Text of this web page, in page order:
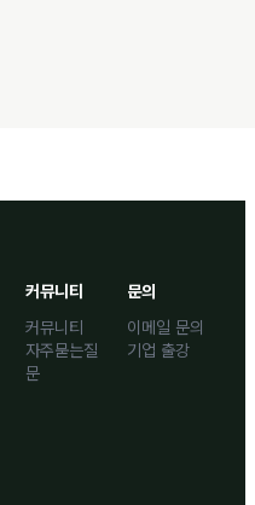
커뮤니티
커뮤니티
자주묻는질
문
문의
이메일 문의
기업 출강